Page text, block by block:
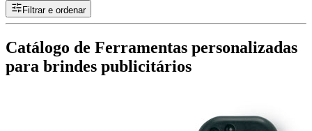
Filtrar e ordenar
Catálogo de Ferramentas personalizadas
para brindes publicitários